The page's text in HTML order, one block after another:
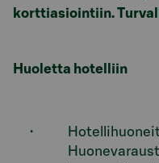
korttiasiointiin.
Huoletta hotelliin